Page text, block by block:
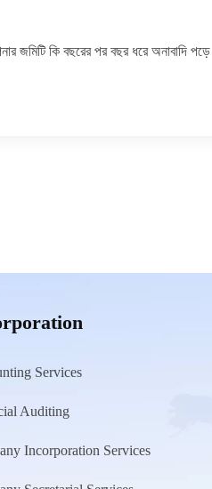
জমিটি কি বছরের পর বছর ধরে অনাবাদি
Services
Auditing
Incorporation Services